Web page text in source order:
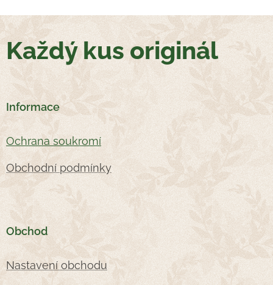
Každý kus originál
Informace
Ochrana soukromí
Obchodní podmínky
Obchod
Nastavení obchodu